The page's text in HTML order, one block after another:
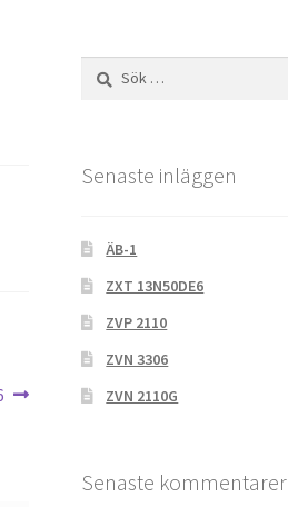
Sök
efter:
Senaste inläggen
ÄB-1
ZXT 13N50DE6
ZVP 2110
ZVN 3306
ZVN 2110G
Senaste kommentarer